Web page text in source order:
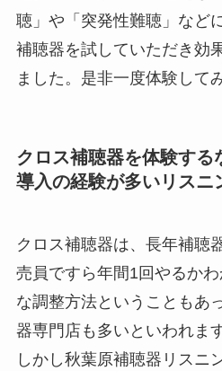
聴」や「突発性難聴」など
補聴器を試していただき効
ました。是非一度体験して
クロス補聴器を体験する
導入の経験が多いリスニ
クロス補聴器は、長年補聴
売員ですら年間1回やるか
な調整方法ということもあ
器専門店も多いといわれます
しかし秋葉原補聴器リスニ